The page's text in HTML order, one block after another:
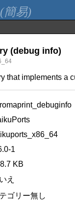
(簡易)
(debug info)
that implements a
1
KB
え
ゴリー無し